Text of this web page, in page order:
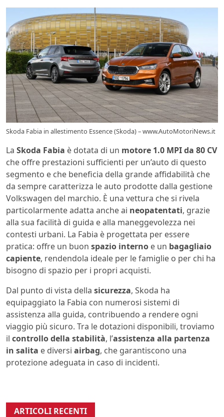
Skoda Fabia in allestimento Essence (Skoda) – www.AutoMotoriNews.it
La Skoda Fabia è dotata di un motore 1.0 MPI da 80 CV
che offre prestazioni sufficienti per un’auto di questo
segmento e che beneficia della grande affidabilità che
da sempre caratterizza le auto prodotte dalla gestione
Volkswagen del marchio. È una vettura che si rivela
particolarmente adatta anche ai neopatentati, grazie
alla sua facilità di guida e alla maneggevolezza nei
contesti urbani. La Fabia è progettata per essere
pratica: offre un buon spazio interno e un bagagliaio
capiente, rendendola ideale per le famiglie o per chi ha
bisogno di spazio per i propri acquisti.
Dal punto di vista della sicurezza, Skoda ha
equipaggiato la Fabia con numerosi sistemi di
assistenza alla guida, contribuendo a rendere ogni
viaggio più sicuro. Tra le dotazioni disponibili, troviamo
il controllo della stabilità, l’assistenza alla partenza
in salita e diversi airbag, che garantiscono una
protezione adeguata in caso di incidenti.
ARTICOLI RECENTI